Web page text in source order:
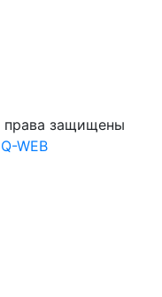
права защищены
Q-WEB